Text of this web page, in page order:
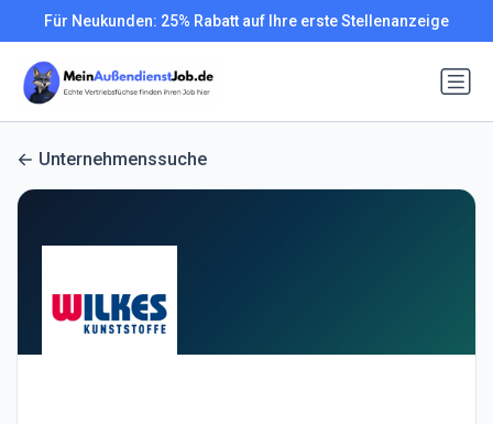
Für Neukunden: 25% Rabatt auf Ihre erste Stellenanzeige
Unternehmenssuche